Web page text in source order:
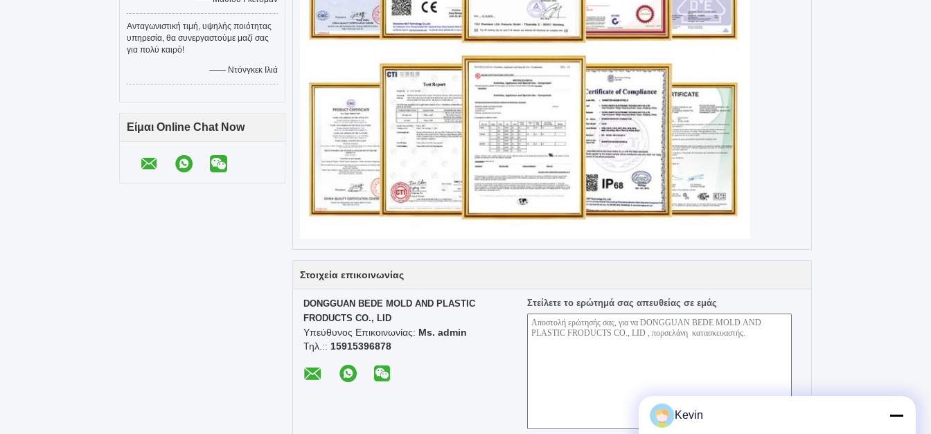
Ανταγωνιστική τιμή, υψηλής ποιότητας
υπηρεσία, θα συνεργαστούμε μαζί σας
για πολύ καιρό!
—— Ντόνγκεκ Ιλιά
Είμαι Online Chat Now
Στοιχεία επικοινωνίας
DONGGUAN BEDE MOLD AND PLASTIC
FRODUCTS CO., LID
Υπεύθυνος Επικοινωνίας: Ms. admin
Τηλ.:: 15915396878
Στείλετε το ερώτημά σας απευθείας σε εμάς
Kevin